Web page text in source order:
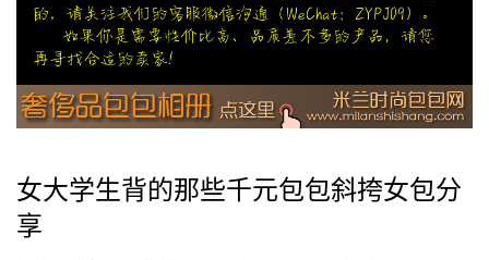
女大学生背的那些千元包包斜挎女包分
享